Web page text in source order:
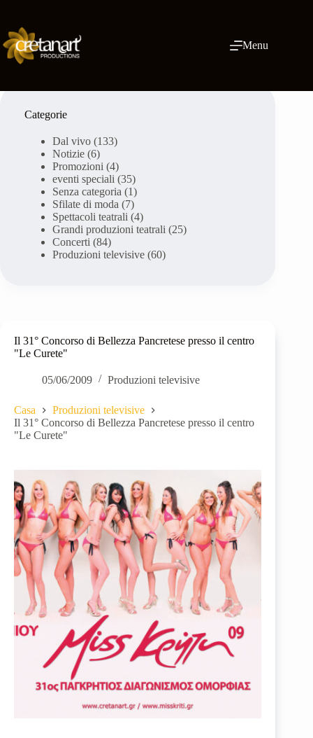
contenuto
Menu
Il 31° Concorso di Bellezza Pancretese presso il centro
"Le Curete"
05/06/2009 Produzioni televisive
Casa
Produzioni televisive
Il 31° Concorso di Bellezza Pancretese presso il centro
"Le Curete"
Categorie
Dal vivo (133)
Notizie (6)
Promozioni (4)
eventi speciali (35)
Senza categoria (1)
Sfilate di moda (7)
Spettacoli teatrali (4)
Grandi produzioni teatrali (25)
Concerti (84)
Produzioni televisive (60)